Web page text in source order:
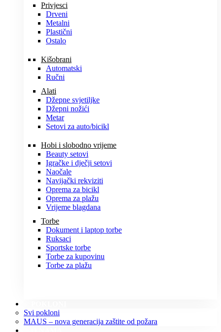
Privjesci
Drveni
Metalni
Plastični
Ostalo
Kišobrani
Automatski
Ručni
Alati
Džepne svjetiljke
Džepni nožići
Metar
Setovi za auto/bicikl
Hobi i slobodno vrijeme
Beauty setovi
Igračke i dječji setovi
Naočale
Navijački rekviziti
Oprema za bicikl
Oprema za plažu
Vrijeme blagdana
Torbe
Dokument i laptop torbe
Ruksaci
Sportske torbe
Torbe za kupovinu
Torbe za plažu
Svi pokloni
MAUS – nova generacija zaštite od požara